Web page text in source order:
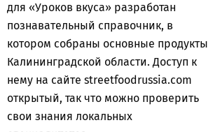
для «Уроков вкуса» разработан
познавательный справочник, в
котором собраны основные продукты
Калининградской области. Доступ к
нему на сайте streetfoodrussia.com
открытый, так что можно проверить
свои знания локальных